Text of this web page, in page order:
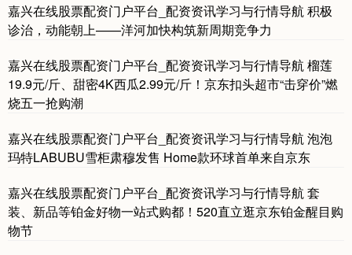
基金指数 7242.10 +12.30 +0.17%
嘉兴在线股票配资门户平台_配资资讯学习与行情导航 积极
诊治，动能朝上——洋河加快构筑新周期竞争力
嘉兴在线股票配资门户平台_配资资讯学习与行情导航 榴莲
19.9元/斤、甜密4K西瓜2.99元/斤！京东扣头超市“击穿价”燃
烧五一抢购潮
嘉兴在线股票配资门户平台_配资资讯学习与行情导航 泡泡
玛特LABUBU雪柜肃穆发售 Home款环球首单来自京东
嘉兴在线股票配资门户平台_配资资讯学习与行情导航 套
装、新品等铂金好物一站式购都！520直立逛京东铂金醒目购
物节